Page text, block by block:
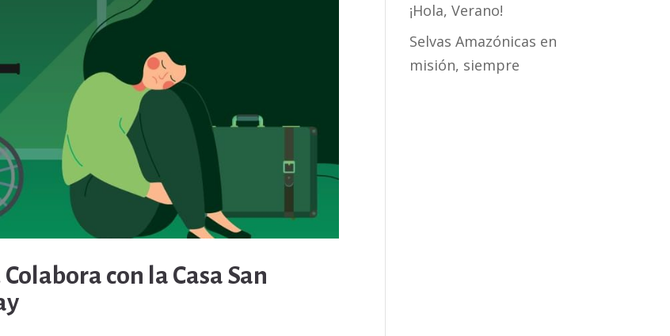
con la Casa San
¡Hola, Verano!
Selvas Amazónicas en
misión, siempre